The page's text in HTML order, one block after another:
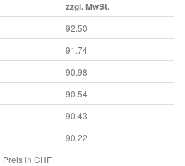
zzgl. MwSt.
92.50
91.74
90.98
90.54
90.43
90.22
Preis in CHF